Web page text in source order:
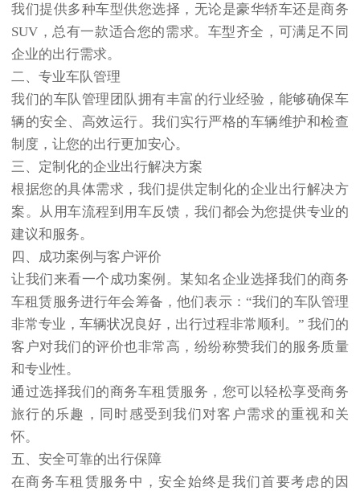
我们提供多种车型供您选择，无论是豪华轿车还是商务
SUV，总有一款适合您的需求。车型齐全，可满足不同
企业的出行需求。
二、专业车队管理
我们的车队管理团队拥有丰富的行业经验，能够确保车
辆的安全、高效运行。我们实行严格的车辆维护和检查
制度，让您的出行更加安心。
三、定制化的企业出行解决方案
根据您的具体需求，我们提供定制化的企业出行解决方
案。从用车流程到用车反馈，我们都会为您提供专业的
建议和服务。
四、成功案例与客户评价
让我们来看一个成功案例。某知名企业选择我们的商务
车租赁服务进行年会筹备，他们表示：“我们的车队管理
非常专业，车辆状况良好，出行过程非常顺利。” 我们的
客户对我们的评价也非常高，纷纷称赞我们的服务质量
和专业性。
通过选择我们的商务车租赁服务，您可以轻松享受商务
旅行的乐趣，同时感受到我们对客户需求的重视和关
怀。
五、安全可靠的出行保障
在商务车租赁服务中，安全始终是我们首要考虑的因